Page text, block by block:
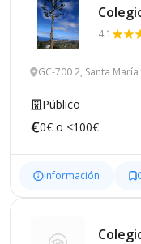
4.1
GC-700 2, Santa
Público
0€ o <100€
Información